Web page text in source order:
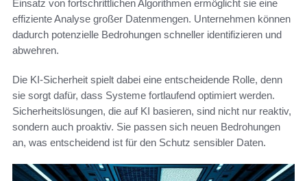
Einsatz von fortschrittlichen Algorithmen ermöglicht sie eine
effiziente Analyse großer Datenmengen. Unternehmen können
dadurch potenzielle Bedrohungen schneller identifizieren und
abwehren.
Die KI-Sicherheit spielt dabei eine entscheidende Rolle, denn
sie sorgt dafür, dass Systeme fortlaufend optimiert werden.
Sicherheitslösungen, die auf KI basieren, sind nicht nur reaktiv,
sondern auch proaktiv. Sie passen sich neuen Bedrohungen
an, was entscheidend ist für den Schutz sensibler Daten.